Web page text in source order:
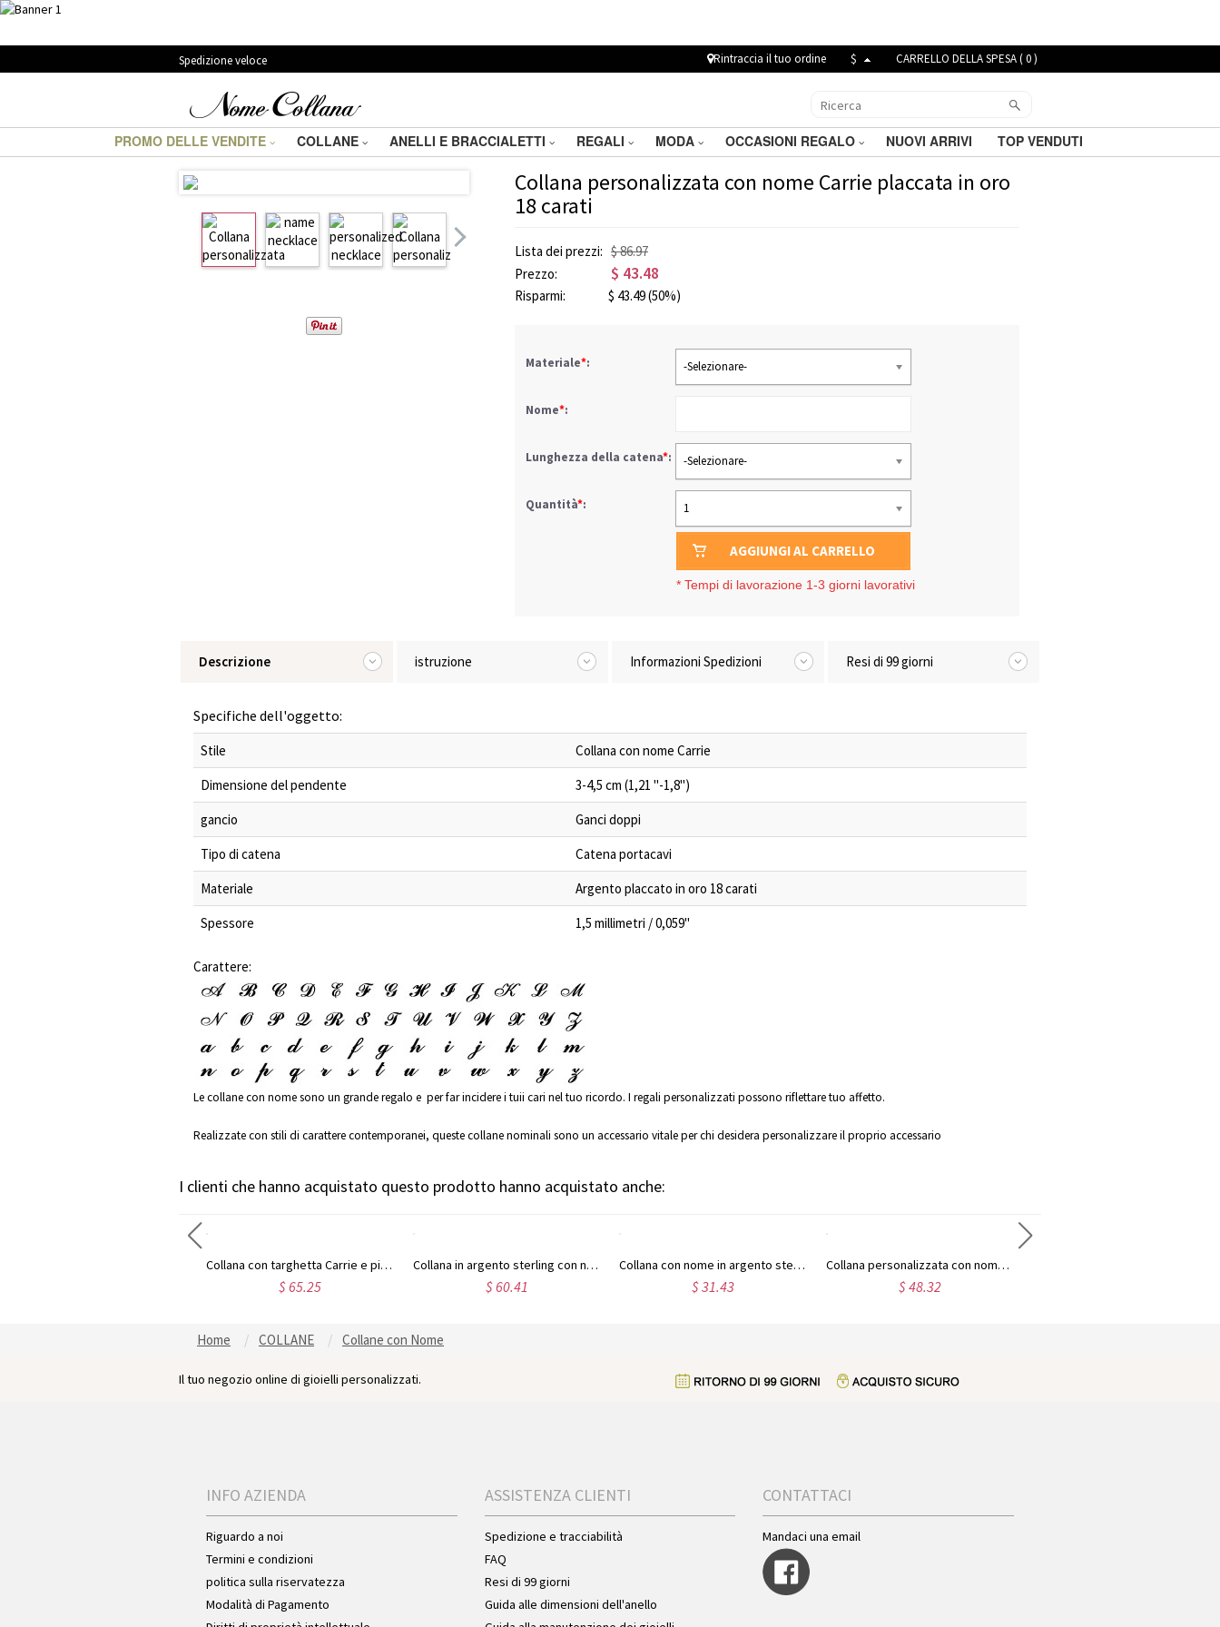
Spedizione veloce Rintraccia il tuo ordine $ CARRELLO DELLA SPESA (0)
PROMO DELLE VENDITE COLLANE ANELLI E BRACCIALETTI REGALI MODA OCCASIONI REGALO NUOVI ARRIVI TOP VENDUTI
Collana personalizzata con nome Carrie placcata in oro
18 carati
Lista dei prezzi: $ 86.97
Prezzo:
$ 43.48
Risparmi: $ 43.49(50%)
Materiale*: -Selezionare-
Nome*:
Lunghezza della catena*: -Selezionare-
Quantità*: 1
AGGIUNGI AL CARRELLO
* Tempi di lavorazione 1-3 giorni lavorativi
Descrizione istruzione Informazioni Spedizioni Resi di 99 giorni
Specifiche dell'oggetto:
Stile
Collana con nome Carrie
Dimensione del pendente
3-4,5 cm (1,21 "-1,8")
gancio
Ganci doppi
Tipo di catena
Catena portacavi
Materiale
Argento placcato in oro 18 carati
Spessore
1,5 millimetri / 0,059"
Carattere:
Le collane con nome sono un grande regalo e per far incidere i tuii cari nel tuo ricordo. I regali personalizzati possono riflettare tuo affetto.
Realizzate con stili di carattere contemporanei, queste collane nominali sono un accessario vitale per chi desidera personalizzare il proprio accessario
I clienti che hanno acquistato questo prodotto hanno acquistato anche:
Collana con targhetta Carrie e pietra portafortuna placcata oro 18 carati
$ 65.25
Collana in argento sterling con nome Carrie e pietra portafortuna, regalo per donne, mogli, mamme, fidanzate, figlie, amiche
$ 60.41
Collana con nome in argento sterling con caratteri contemporanei
$ 31.43
Collana personalizzata con nome Carrie in argento sterling
$ 48.32
Home COLLANE Collane con Nome
Il tuo negozio online di gioielli personalizzati.
INFO AZIENDA
Riguardo a noi
Termini e condizioni
politica sulla riservatezza
Modalità di Pagamento
ASSISTENZA CLIENTI
Spedizione e tracciabilità
FAQ
Resi di 99 giorni
Guida alle dimensioni dell'anello
CONTATTACI
Mandaci una email